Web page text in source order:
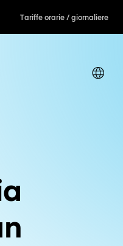
Tariffe orarie / giornaliere